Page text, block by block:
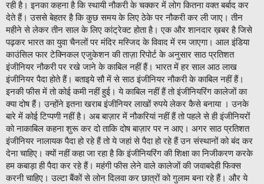
रही है। इनका कहना है कि स्थायी नौकरी के चक्कर में लोग कितना वक्त बर्बाद कर
देते हैं। उससे बेहतर है कि कुछ समय के लिए ठेके पर नौकरी कर ली जाए। तीन
महीने से लेकर तीन साल के लिए कांट्रेक्ट होता है। एक और शानदार ख़बर है जिसे
पढ़कर भारत का युवा चैनलों पर मंदिर मस्जिद के विवाद में रम जाएगा। आल इंडिया
काउंसिल फार टेक्निकल एजुकेशन की ताज़ा रिपोर्ट के अनुसार साठ प्रतिशत
इंजीनियर नौकरी पर रखे जाने के काबिल नहीं हैं। भारत में हर साल आठ लाख
इंजीनियर पैदा होते हैं। बताइये सौ में से साठ इंजीनियर नौकरी के काबिल नहीं हैं।
इनकी फीस में तो कोई कमी नहीं हुई। ये काबिल नहीं हैं तो इंजीनियरिंग कालेजों का
क्या दोष हैं। उन्होंने इतना खराब इंजीनियर लाखों रुपये लेकर कैसे बनाया । उनके
बारे में कोई टिप्पणी नहीं है। अब बाज़ार में नौकरियां नहीं हैं तो पहले से ही इंजीनियरों
को नाकाबिल कहना शुरू कर दो ताकि दोष बाज़ार पर न आए। अगर साठ प्रतिशत
इंजीनियर नालायक पैदा हो रहे हैं तो ये जहां से पैदा हो रहे हैं उन संस्थानों को बंद कर
देना चाहिए। क्यों नहीं कहा जा रहा है कि इंजीनियरिंग की शिक्षा का निजीकरण करके
हम कबाड़ा ही पैदा कर रहे हैं। महंगी फीस लेने वाले कालेजों की जवाबदेही फिक्स
करनी चाहिए। उल्टा बैंकों से लोन दिलवा कर छात्रों को गुलाम बना रहे हैं। और ये